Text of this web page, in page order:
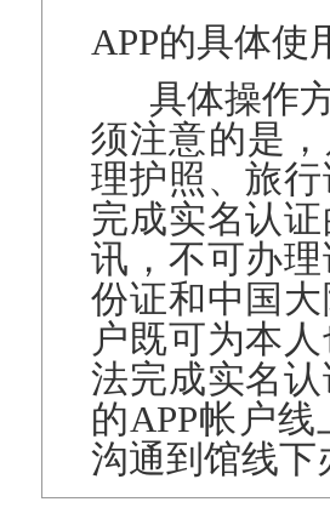
APP的具体使
具体操作方
须注意的是
理护照、旅
完成实名认
讯，不可办
份证和中国
户既可为本
法完成实名
的APP帐户
沟通到馆线下